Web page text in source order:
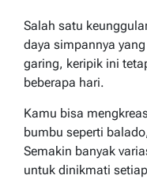
Salah satu
daya simpannya
garing, keripik ini
beberapa hari.
Kamu bisa
bumbu seperti
Semakin banyak
untuk dinikmati